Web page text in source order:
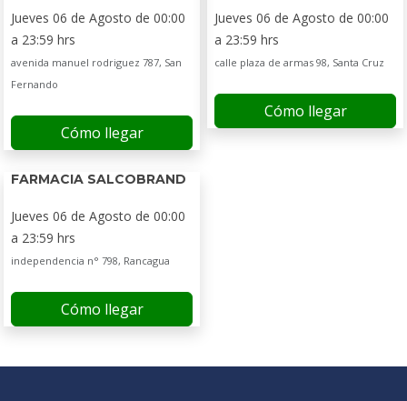
Jueves 06 de Agosto de 00:00
a 23:59 hrs
avenida manuel rodriguez 787, San
Fernando
Cómo llegar
Jueves 06 de Agosto de 00:00
a 23:59 hrs
calle plaza de armas 98, Santa Cruz
Cómo llegar
FARMACIA SALCOBRAND
Jueves 06 de Agosto de 00:00
a 23:59 hrs
independencia n° 798, Rancagua
Cómo llegar